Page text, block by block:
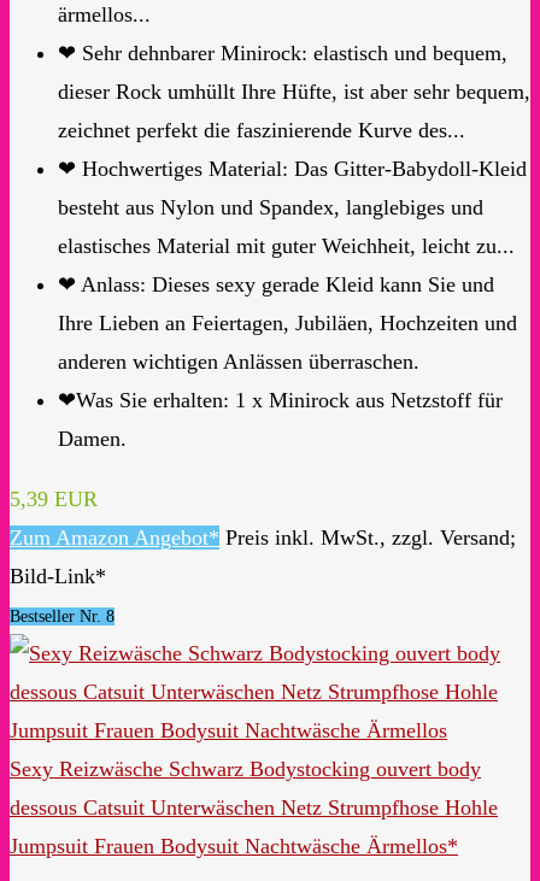
ärmellos...
❤ Sehr dehnbarer Minirock: elastisch und bequem,
dieser Rock umhüllt Ihre Hüfte, ist aber sehr bequem,
zeichnet perfekt die faszinierende Kurve des...
❤ Hochwertiges Material: Das Gitter-Babydoll-Kleid
besteht aus Nylon und Spandex, langlebiges und
elastisches Material mit guter Weichheit, leicht zu...
❤ Anlass: Dieses sexy gerade Kleid kann Sie und
Ihre Lieben an Feiertagen, Jubiläen, Hochzeiten und
anderen wichtigen Anlässen überraschen.
❤Was Sie erhalten: 1 x Minirock aus Netzstoff für
Damen.
5,39 EUR
Zum Amazon Angebot* Preis inkl. MwSt., zzgl. Versand;
Bild-Link*
Bestseller Nr. 8
Sexy Reizwäsche Schwarz Bodystocking ouvert body
dessous Catsuit Unterwäschen Netz Strumpfhose Hohle
Jumpsuit Frauen Bodysuit Nachtwäsche Ärmellos*